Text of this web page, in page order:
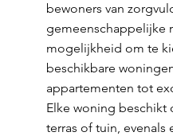
bewoners van
gemeenschappelijke
mogelijkheid om te
beschikbare
appartementen tot
Elke woning beschikt
terras of tuin, evenals